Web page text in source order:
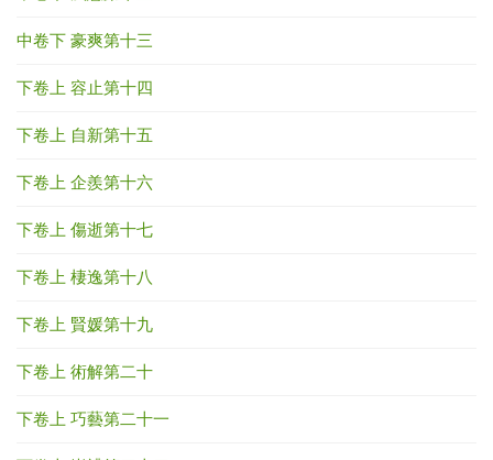
中卷下 豪爽第十三
下卷上 容止第十四
下卷上 自新第十五
下卷上 企羨第十六
下卷上 傷逝第十七
下卷上 棲逸第十八
下卷上 賢媛第十九
下卷上 術解第二十
下卷上 巧藝第二十一